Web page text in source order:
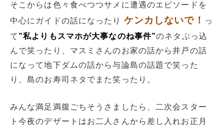
そこからは色々食べつつサメに遭遇のエピソードを
中心にガイドの話になったり ケンカしないで！ っ
て ”私よりもスマホが大事なのね事件”のネタぶっ込
んで笑ったり、マスミさんのお家の話から井戸の話
になって地下ダムの話から与論島の話題で笑った
り、島のお寿司ネタでまた笑ったり。
みんな満足満腹ごちそうさましたら、二次会スター
ト今夜のデザートはお二人さんから差し入れお正月